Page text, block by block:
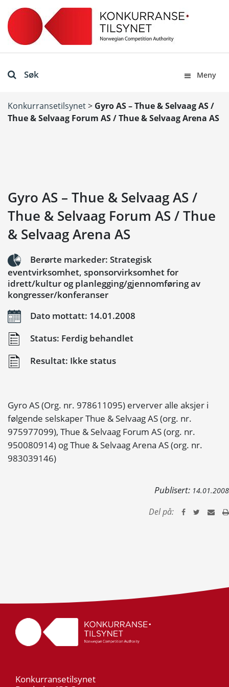
Søk Meny
Konkurransetilsynet> Gyro AS – Thue & Selvaag AS /
Thue & Selvaag Forum AS / Thue & Selvaag Arena AS
Gyro AS – Thue & Selvaag AS /
Thue & Selvaag Forum AS / Thue
& Selvaag Arena AS
Berørte markeder: Strategisk
eventvirksomhet, sponsorvirksomhet for
idrett/kultur og planlegging/gjennomføring av
kongresser/konferanser
Dato mottatt: 14.01.2008
Status: Ferdig behandlet
Resultat: Ikke status
Gyro AS (Org. nr. 978611095) erverver alle aksjer i
følgende selskaper Thue & Selvaag AS (org. nr.
975977099), Thue & Selvaag Forum AS (org. nr.
950080914) og Thue & Selvaag Arena AS (org. nr.
983039146)
Publisert: 14.01.2008
Del på:
Konkurransetilsynet